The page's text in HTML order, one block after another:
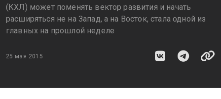
(КХЛ) может поменять вектор развития и начать
расширяться не на Запад, а на Восток, стала одной из
главных на прошлой неделе
25 мая 2015